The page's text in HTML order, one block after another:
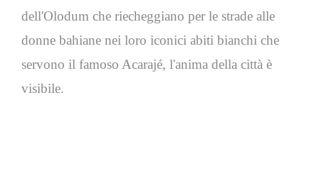
dell'Olodum che riecheggiano per le strade alle
donne bahiane nei loro iconici abiti bianchi che
servono il famoso Acarajé, l'anima della città è
visibile.